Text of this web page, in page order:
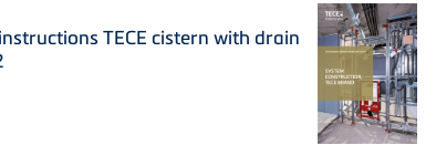
TECE cistern with drain